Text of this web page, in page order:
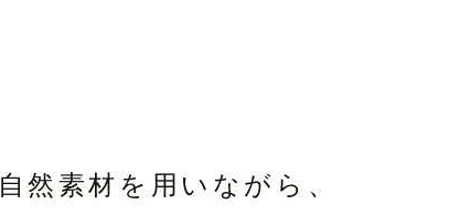
自然素材を用いながら、